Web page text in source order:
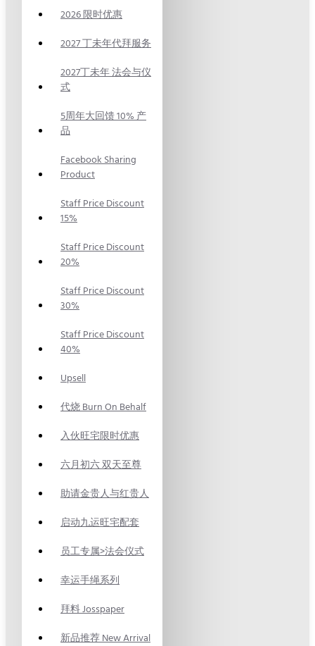
2026 限时优惠
2027 丁未年代拜服务
2027丁未年 法会与仪
式
5周年大回馈 10% 产
品
Facebook Sharing
Product
Staff Price Discount
15%
Staff Price Discount
20%
Staff Price Discount
30%
Staff Price Discount
40%
Upsell
代烧 Burn On Behalf
入伙旺宅限时优惠
六月初六 双天至尊
助请金贵人与红贵人
启动九运旺宅配套
员工专属>法会仪式
幸运手绳系列
拜料 Josspaper
新品推荐 New Arrival